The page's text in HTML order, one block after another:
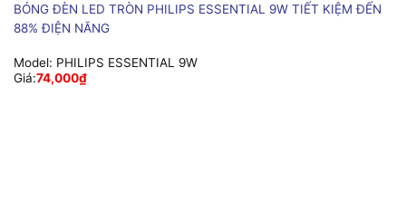
BÓNG ĐÈN LED TRÒN PHILIPS ESSENTIAL 9W TIẾT KIỆM ĐẾN
88% ĐIỆN NĂNG
Model: PHILIPS ESSENTIAL 9W
Giá:74,000₫